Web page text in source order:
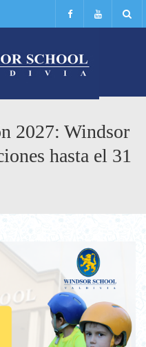
2027: Windsor
hasta el 31